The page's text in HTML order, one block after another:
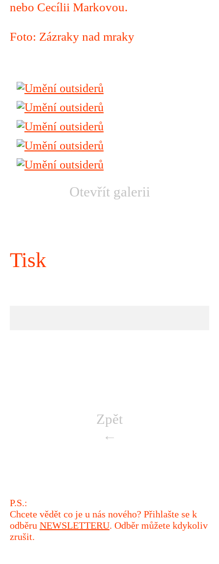
nebo Cecílii Markovou.
Foto: Zázraky nad mraky
Otevřít galerii
Tisk
Zpět
←
P.S.:
Chcete vědět co je u nás nového? Přihlašte se k
odběru NEWSLETTERU. Odběr můžete kdykoliv
zrušit.